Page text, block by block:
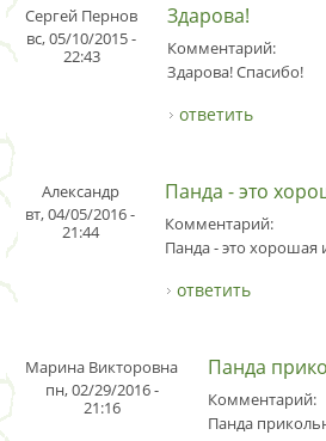
Сергей Пернов
вс, 05/10/2015 -
22:43
Здарова!
Комментарий:
Здарова! Спасибо!
ответить
Александр
вт, 04/05/2016 -
21:44
Панда - это
Комментарий:
Панда - это хорошая
ответить
Марина Викторовна
пн, 02/29/2016 -
21:16
Панда
Комментарий:
Панда